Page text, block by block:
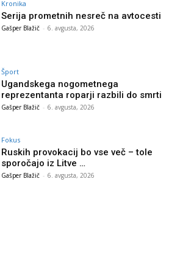
Kronika
Serija prometnih nesreč na avtocesti
Gašper Blažič - 6. avgusta, 2026
Šport
Ugandskega nogometnega
reprezentanta roparji razbili do smrti
Gašper Blažič - 6. avgusta, 2026
Fokus
Ruskih provokacij bo vse več – tole
sporočajo iz Litve …
Gašper Blažič - 6. avgusta, 2026